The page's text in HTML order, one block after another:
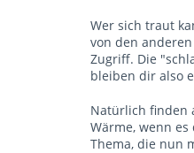
Wer sich traut
von den
Zugriff. Die
bleiben dir also
Natürlich finden
Wärme, wenn
Thema, die nun